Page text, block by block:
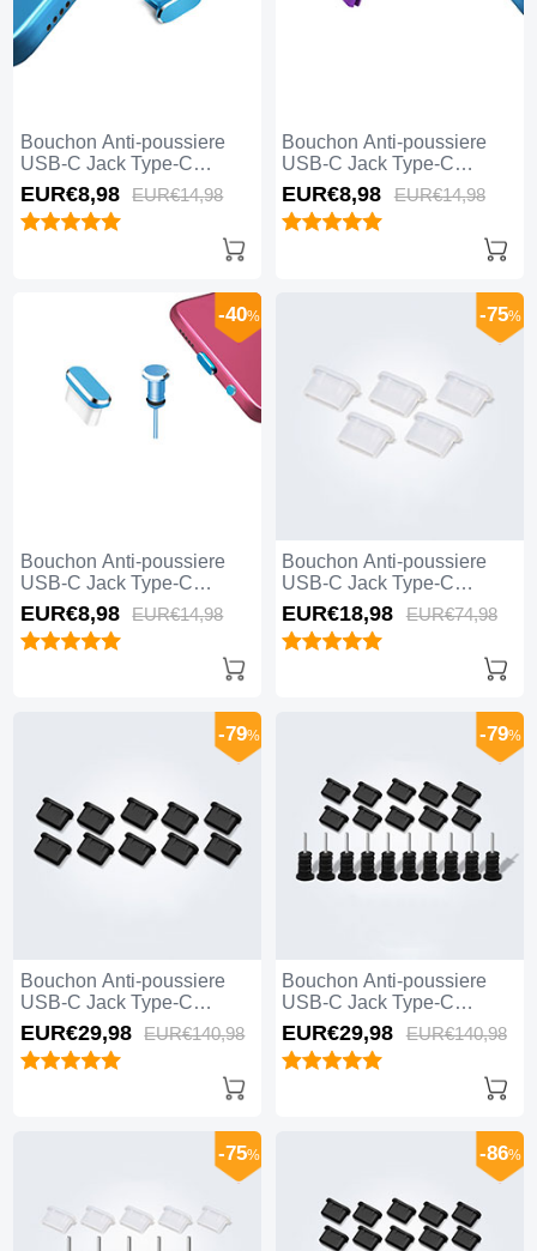
Bouchon Anti-poussiere
USB-C Jack Type-C
Universel H14 Bleu
EUR€8,98 EUR€14,98
Bouchon Anti-poussiere
USB-C Jack Type-C
Universel H13 Violet
EUR€8,98 EUR€14,98
Bouchon Anti-poussiere
USB-C Jack Type-C
Universel H12 Bleu
-40%
EUR€8,98 EUR€14,98
Bouchon Anti-poussiere
USB-C Jack Type-C
Universel 5PCS H01 Blanc
-75%
EUR€18,98 EUR€74,98
Bouchon Anti-poussiere
USB-C Jack Type-C
Universel 10PCS H01 Noir
-79%
EUR€29,98 EUR€140,98
Bouchon Anti-poussiere
USB-C Jack Type-C
Universel 10PCS Noir
-79%
EUR€29,98 EUR€140,98
-75% -86%